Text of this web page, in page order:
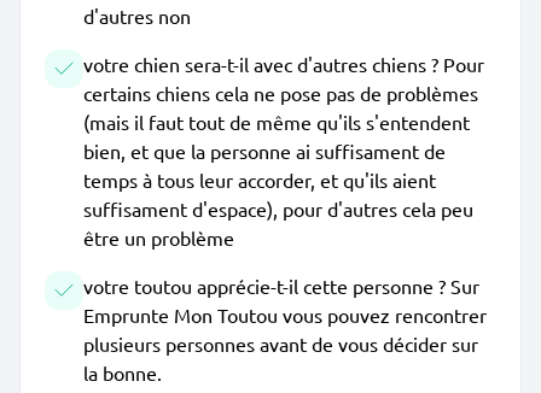
d'autres non
votre chien sera-t-il avec d'autres chiens ? Pour
certains chiens cela ne pose pas de problèmes
(mais il faut tout de même qu'ils s'entendent
bien, et que la personne ai suffisament de
temps à tous leur accorder, et qu'ils aient
suffisament d'espace), pour d'autres cela peu
être un problème
votre toutou apprécie-t-il cette personne ? Sur
Emprunte Mon Toutou vous pouvez rencontrer
plusieurs personnes avant de vous décider sur
la bonne.